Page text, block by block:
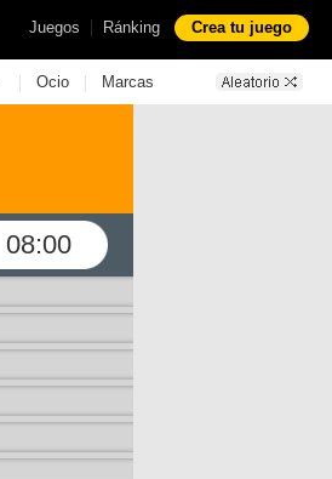
Juegos | Ránking Crea tu juego
| Ocio | Marcas
08:00